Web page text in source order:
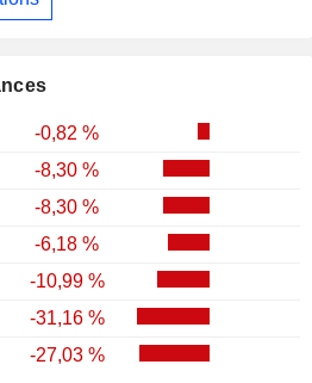
-0,82 %
-8,30 %
-8,30 %
-6,18 %
-10,99 %
-31,16 %
-27,03 %